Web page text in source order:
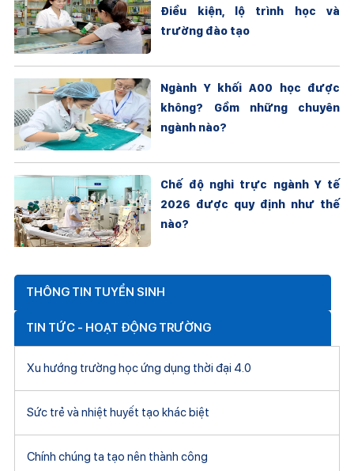
Điều kiện, lộ trình học và
trường đào tạo
Ngành Y khối A00 học được
không? Gồm những chuyên
ngành nào?
Chế độ nghỉ trực ngành Y tế
2026 được quy định như thế
nào?
THÔNG TIN TUYỂN SINH
TIN TỨC - HOẠT ĐỘNG TRƯỜNG
Xu hướng trường học ứng dụng thời đại 4.0
Sức trẻ và nhiệt huyết tạo khác biệt
Chính chúng ta tạo nên thành công